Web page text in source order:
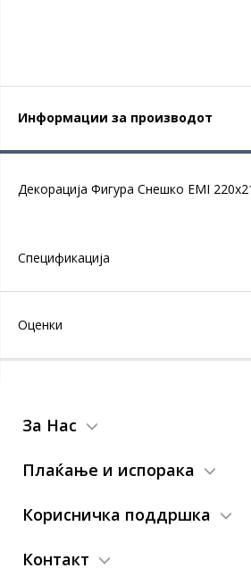
Информации за производот
Декорација Фигура Снешко EMI
Спецификација
Оценки
За Нас
Плаќање и испорака
Корисничка поддршка
Контакт